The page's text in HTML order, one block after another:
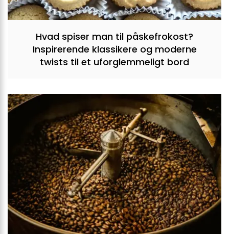
Hvad spiser man til påskefrokost?
Inspirerende klassikere og moderne
twists til et uforglemmeligt bord